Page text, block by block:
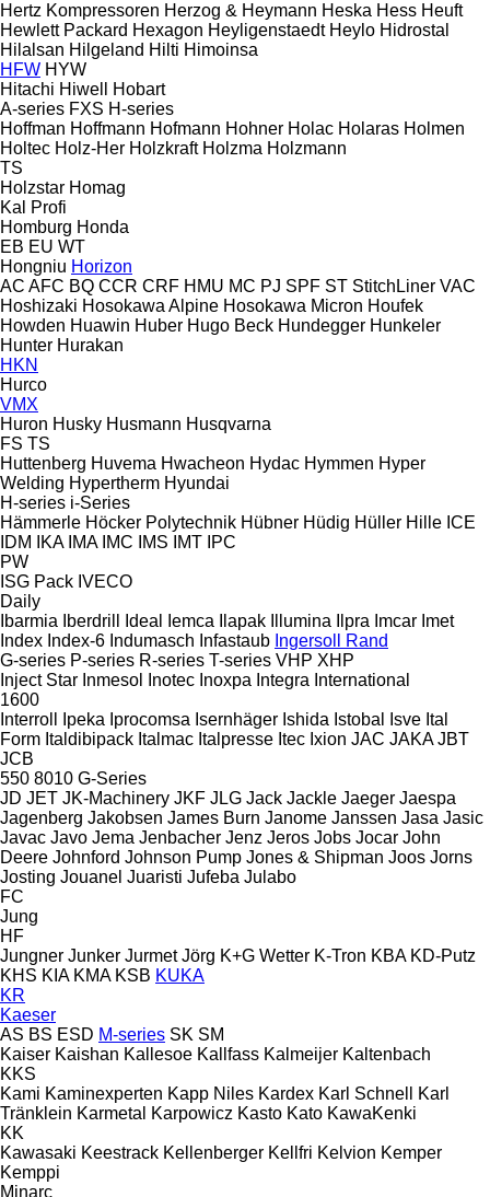
Hertz Kompressoren Herzog & Heymann Heska Hess Heuft
Hewlett Packard Hexagon Heyligenstaedt Heylo Hidrostal
Hilalsan Hilgeland Hilti Himoinsa
HFW HYW
Hitachi Hiwell
Hobart
A-series FXS H-series
Hoffman Hoffmann Hofmann Hohner Holac Holaras Holmen
Holtec Holz-Her Holzkraft Holzma Holzmann
TS
Holzstar Homag
Kal
Profi
Homburg Honda
EB EU WT
Hongniu Horizon
AC AFC BQ CCR CRF HMU MC PJ SPF ST StitchLiner VAC
Hoshizaki Hosokawa Alpine Hosokawa Micron Houfek
Howden Huawin Huber Hugo Beck Hundegger Hunkeler
Hunter Hurakan
HKN
Hurco
VMX
Huron Husky Husmann Husqvarna
FS TS
Huttenberg Huvema Hwacheon Hydac Hymmen Hyper
Welding Hypertherm Hyundai
H-series i-Series
Hämmerle Höcker Polytechnik Hübner Hüdig Hüller Hille ICE
IDM
IKA IMA IMC IMS IMT IPC
PW
ISG Pack IVECO
Daily
Ibarmia
Iberdrill Ideal Iemca Ilapak Illumina Ilpra Imcar Imet
Index Index-6 Indumasch Infastaub Ingersoll Rand
G-series P-series R-series T-series VHP XHP
Inject Star Inmesol Inotec Inoxpa Integra International
1600
Interroll
Ipeka Iprocomsa Isernhäger Ishida Istobal Isve Ital
Form Italdibipack Italmac Italpresse Itec Ixion JAC JAKA JBT
JCB
550 8010 G-Series
JD JET JK-Machinery JKF JLG Jack Jackle Jaeger Jaespa
Jagenberg Jakobsen James Burn Janome Janssen Jasa Jasic
Javac Javo Jema Jenbacher Jenz Jeros Jobs Jocar John
Deere Johnford Johnson Pump Jones & Shipman Joos Jorns
Josting Jouanel Juaristi Jufeba Julabo
FC
Jung
HF
Jungner Junker Jurmet Jörg K+G Wetter K-Tron KBA KD-Putz
KHS KIA KMA KSB KUKA
KR
Kaeser
AS BS ESD M-series SK SM
Kaiser Kaishan Kallesoe Kallfass Kalmeijer Kaltenbach
KKS
Kami Kaminexperten Kapp Niles Kardex Karl Schnell
Karl
Tränklein Karmetal Karpowicz Kasto Kato KawaKenki
KK
Kawasaki Keestrack Kellenberger Kellfri Kelvion Kemper
Kemppi
Minarc